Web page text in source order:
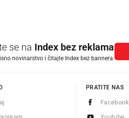
se na Index bez reklama
novinarstvo i čitajte Index bez bannera.
PRATITE NAS
Facebook